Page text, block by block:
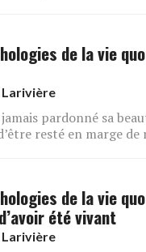
de la vie
Larivière
jamais pardonné sa
resté en marge de
de la vie
été vivant
Larivière